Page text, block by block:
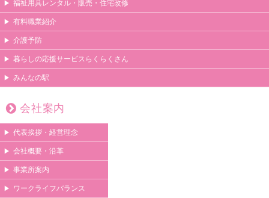
福祉用具レンタル・販売・住宅改修
有料職業紹介
介護予防
暮らしの応援サービスらくらくさん
みんなの駅
会社案内
代表挨拶・経営理念
会社概要・沿革
事業所案内
ワークライフバランス